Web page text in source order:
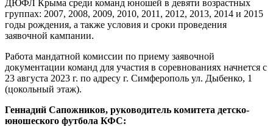
ДЮФЛ Крыма среди команд юношей в девяти возрастных
группах: 2007, 2008, 2009, 2010, 2011, 2012, 2013, 2014 и 2015
годы рождения, а также условия и сроки проведения
заявочной кампании.
Работа мандатной комиссии по приему заявочной
документации команд для участия в соревнованиях начнется с
23 августа 2023 г. по адресу г. Симферополь ул. Дыбенко, 1
(цокольный этаж).
Геннадий Сапожников, руководитель комитета детско-
юношеского футбола КФС: